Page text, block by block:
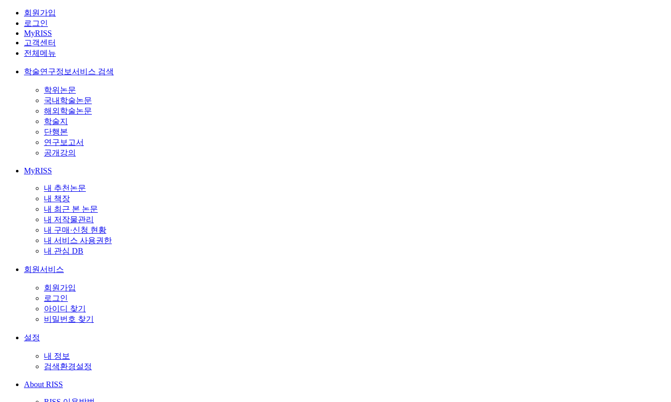
회원가입
로그인
MyRISS
고객센터
전체메뉴
학술연구정보서비스 검색
학위논문
국내학술논문
해외학술논문
학술지
단행본
연구보고서
공개강의
MyRISS
내 추천논문
내 책장
내 최근 본 논문
내 저작물관리
내 구매·신청 현황
내 서비스 사용권한
내 관심 DB
회원서비스
회원가입
로그인
아이디 찾기
비밀번호 찾기
설정
내 정보
검색환경설정
About RISS